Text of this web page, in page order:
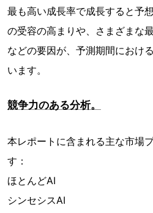
最も高い成長率で成長すると予
の受容の高まりや、さまざまな
などの要因が、予測期間におけ
います。
競争力のある分析。
本レポートに含まれる主な市場
す：
ほとんどAI
シンセシスAI